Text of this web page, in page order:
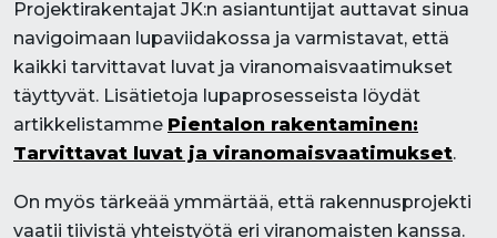
Projektirakentajat JK:n asiantuntijat auttavat sinua
navigoimaan lupaviidakossa ja varmistavat, että
kaikki tarvittavat luvat ja viranomaisvaatimukset
täyttyvät. Lisätietoja lupaprosesseista löydät
artikkelistamme Pientalon rakentaminen:
Tarvittavat luvat ja viranomaisvaatimukset.
On myös tärkeää ymmärtää, että rakennusprojekti
vaatii tiivistä yhteistyötä eri viranomaisten kanssa.